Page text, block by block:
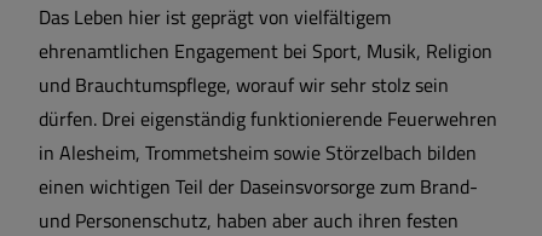
Das Leben hier ist geprägt von vielfältigem
ehrenamtlichen Engagement bei Sport, Musik, Religion
und Brauchtumspflege, worauf wir sehr stolz sein
dürfen. Drei eigenständig funktionierende Feuerwehren
in Alesheim, Trommetsheim sowie Störzelbach bilden
einen wichtigen Teil der Daseinsvorsorge zum Brand-
und Personenschutz, haben aber auch ihren festen